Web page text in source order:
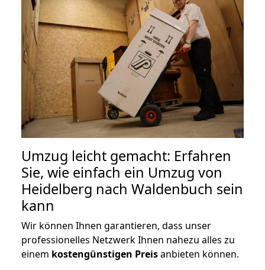
Umzug leicht gemacht: Erfahren
Sie, wie einfach ein Umzug von
Heidelberg nach Waldenbuch sein
kann
Wir können Ihnen garantieren, dass unser
professionelles Netzwerk Ihnen nahezu alles zu
einem kostengünstigen Preisanbieten können.